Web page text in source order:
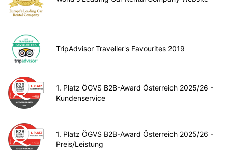
TripAdvisor Traveller's Favourites 2019
1. Platz ÖGVS B2B-Award Österreich 2025/26 -
Kundenservice
1. Platz ÖGVS B2B-Award Österreich 2025/26 -
Preis/Leistung